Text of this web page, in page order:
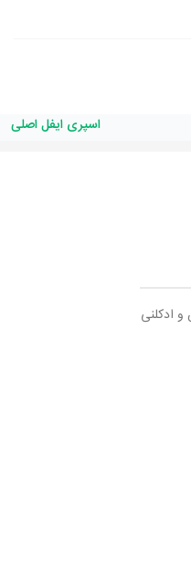
اسپری ایفل اصلی
و ادکلنی